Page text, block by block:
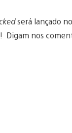
será lançado
Digam nos